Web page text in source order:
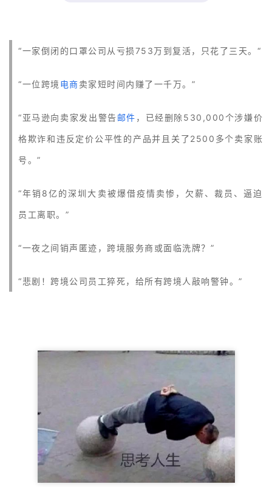
广
运
实
分
解
“一家倒闭的口罩公司从亏损753万到复活，只花了三天。“
“一位跨境 电商卖家短时间内赚了一千万。”
“亚马逊向卖家发出警告邮件 ，已经删除530,000个涉嫌价
格欺诈和违反定价公平性的产品并且关了2500多个卖家账
号。”
“年销8亿的深圳大卖被爆借疫情卖惨，欠薪、裁员、逼迫
员工离职。”
“一夜之间销声匿迹，跨境服务商或面临洗牌？”
“悲剧！跨境公司员工猝死，给所有跨境人敲响警钟。”